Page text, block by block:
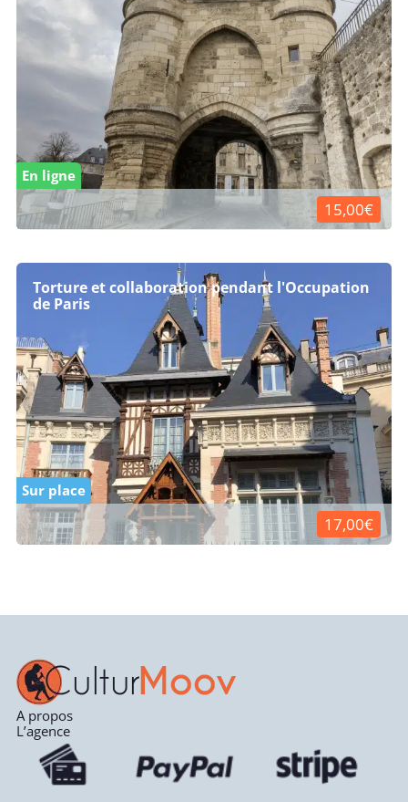
En ligne
15,00€
Torture et collaboration pendant l'Occupation
de Paris
Sur place
17,00€
A propos
L’agence